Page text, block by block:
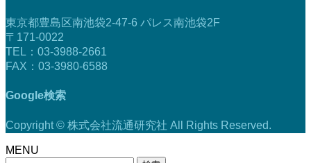
東京都豊島区南池袋2-47-6 パレス南池袋2F
〒171-0022
TEL：03-3988-2661
FAX：03-3980-6588
Google検索
Copyright © 株式会社流通研究社 All Rights Reserved.
MENU